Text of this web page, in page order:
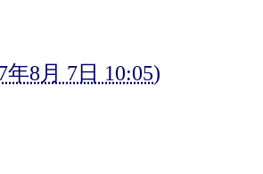
年8月 7日 10:05)